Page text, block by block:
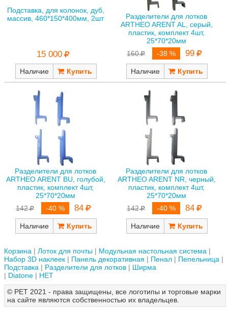
Подставка, для колонок, дуб,
массив, 460*150*400мм, 2шт
15 000
Наличие
Разделители для лотков
ARTHEO ARENT AL, серый,
пластик, комплект 4шт,
25*70*20мм
160
-38 % 99
Наличие
Разделители для лотков
ARTHEO ARENT BU, голубой,
пластик, комплект 4шт,
25*70*20мм
142
-40 % 84
Наличие
Разделители для лотков
ARTHEO ARENT NR, черный,
пластик, комплект 4шт,
25*70*20мм
142
-40 % 84
Наличие
Корзина Лоток для почты
Модульная настольная система
Набор 3D наклеек
Панель декоративная Пенал
Пепельница
Подставка
Разделители для лотков
Ширма
Diatone
НЕТ
© РЕТ 2021 - права защищены, все логотипы и торговые марки
на сайте являются собственностью их владельцев.